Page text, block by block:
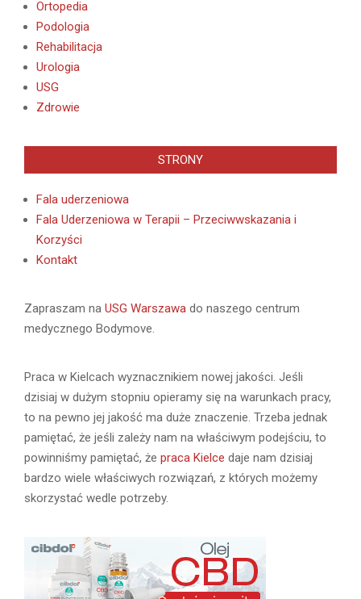
Ortopedia
Podologia
Rehabilitacja
Urologia
USG
Zdrowie
STRONY
Fala uderzeniowa
Fala Uderzeniowa w Terapii – Przeciwwskazania i
Korzyści
Kontakt
Zapraszam na USG Warszawa do naszego centrum
medycznego Bodymove.
Praca w Kielcach wyznacznikiem nowej jakości. Jeśli
dzisiaj w dużym stopniu opieramy się na warunkach pracy,
to na pewno jej jakość ma duże znaczenie. Trzeba jednak
pamiętać, że jeśli zależy nam na właściwym podejściu, to
powinniśmy pamiętać, że praca Kielce daje nam dzisiaj
bardzo wiele właściwych rozwiązań, z których możemy
skorzystać wedle potrzeby.